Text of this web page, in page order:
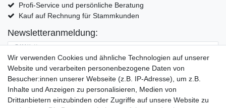
Profi-Service und persönliche Beratung
Kauf auf Rechnung für Stammkunden
Newsletteranmeldung:
E-MAIL **
Hiermit bestätige ich, dass ich die Daten­schutz­erklärung
Einwilligung kann ich jederzeit widerrufen.**
Abonnieren
Wir verwenden Cookies und ähnliche Technologien auf unserer
Website und verarbeiten personenbezogene Daten von
Besucher:innen unserer Webseite (z.B. IP-Adresse), um z.B.
Inhalte und Anzeigen zu personalisieren, Medien von
Drittanbietern einzubinden oder Zugriffe auf unsere Website zu